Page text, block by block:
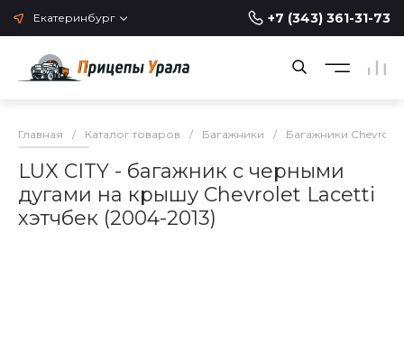
Екатеринбург +7 (343) 361-31-73
Главная / Каталог товаров / Багажники / Багажники Chevrolet
LUX CITY - багажник с черными
дугами на крышу Chevrolet Lacetti
хэтчбек (2004-2013)